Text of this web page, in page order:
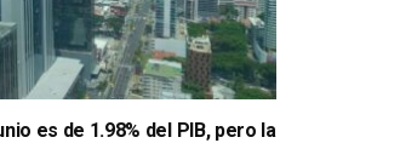
es de 1.98% del PIB, pero la